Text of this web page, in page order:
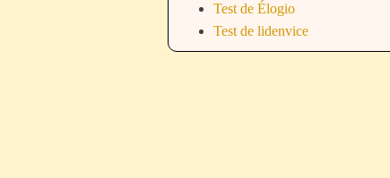
Test de Élogio
Test de lidenvice